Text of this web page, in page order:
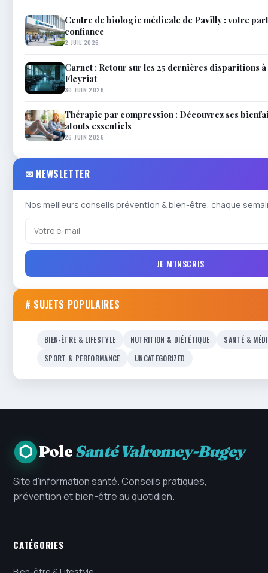
Centre de biologie médicale de Pavilly : votre
confiance
2 JUIL 2026
Carnet : Retour sur les 25 dernières disparitions à
Fleyriat
30 JUIN 2026
Thérapie par compression : Découvrez ses
atouts essentiels
26 JUIN 2026
✉ NEWSLETTER
Nos meilleurs conseils prévention & bien-être, chaque
JE M'INSCRIS
# SUJETS POPULAIRES
BIEN-ÊTRE & LIFESTYLE NUTRITION & DIÉTÉTIQUE
SANTÉ &
SPORT & PERFORMANCE
UNCATEGORIZED
PoleSanté Valromey-Bugey
Site d'information santé. Conseils pratiques,
prévention et bien-être au quotidien.
CATÉGORIES